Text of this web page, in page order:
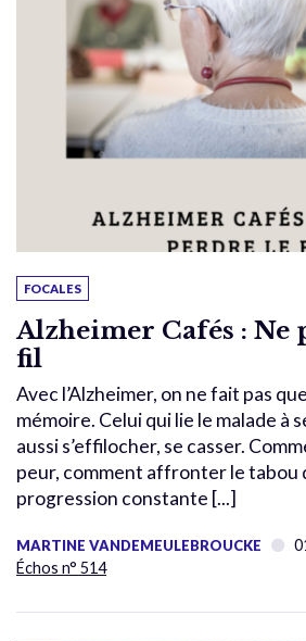
FOCALES
Alzheimer Cafés : Ne
fil
Avec l’Alzheimer, on ne fait pas
mémoire. Celui qui lie le malade à
aussi s’effilocher, se casser.
peur, comment affronter le tabou
progression constante [...]
MARTINE VANDEMEULEBROUCKE
Échos n° 514